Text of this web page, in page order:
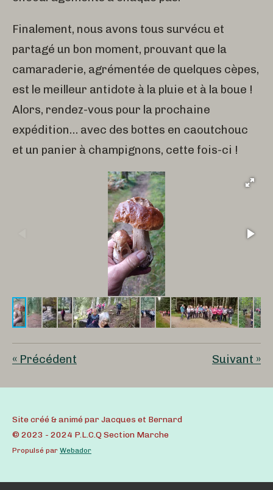
Finalement, nous avons tous survécu et
partagé un bon moment, prouvant que la
camaraderie, agrémentée de quelques cèpes,
est le meilleur antidote à la pluie et à la boue !
Alors, rendez-vous pour la prochaine
expédition… avec des bottes en caoutchouc
et un panier à champignons, cette fois-ci !
« Précédent Suivant »
Site créé & animé par Jacques et Bernard
© 2023 - 2024 P.L.C.Q Section Marche
Propulsé par Webador